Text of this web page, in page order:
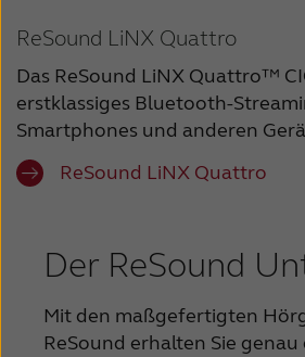
ReSound LiNX Quattro
Das ReSound LiNX Quattro™
erstklassiges Bluetooth-
Smartphones und anderen
ReSound LiNX Quattro
Der ReSound
Mit den maßgefertigten
ReSound erhalten Sie